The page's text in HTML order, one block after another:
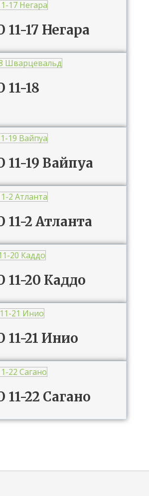
17 Негара
18
11-19 Вайпуа
11-2 Атланта
11-20 Каддо
11-21 Инио
22 Сагано